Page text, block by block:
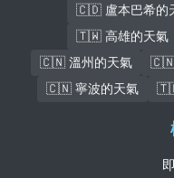
🇨🇩 盧本巴希的
🇹🇼 高雄的天氣
🇨🇳 溫州的天氣
🇨🇳
🇨🇳 寧波的天氣